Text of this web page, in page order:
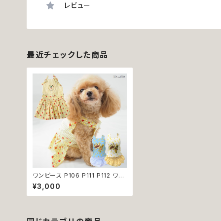
レビュー
最近チェックした商品
ワンピース P106 P111 P112 ワン
ピ フルーツ バナナ アップル ブルー
イエロー チェック ドッグウェア do
g 犬 猫 ペット 服 犬服 サマー 夏
¥3,000